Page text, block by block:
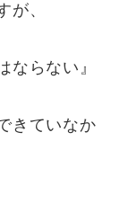
が、
ならない』
きていなか